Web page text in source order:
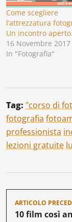
Come scegliere
l’attrezzatura
Un incontro aperto.
16 Novembre 2017
In "Fotografia"
Tag: "corso di
fotografia
professionista
lezioni gratuite
Navigazione
articoli
ARTICOLO
10 film così